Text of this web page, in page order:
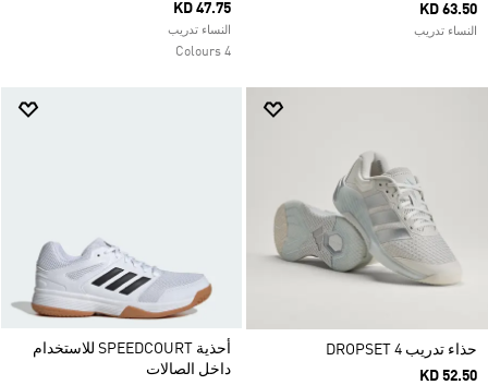
KD 63.50
النساء تدريب
KD 47.75
النساء تدريب
4 Colours
حذاء تدريب DROPSET 4
KD 52.50
أحذية SPEEDCOURT للاستخدام
داخل الصالات